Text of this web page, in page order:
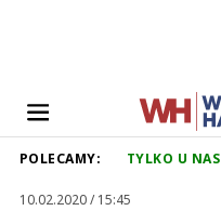
POLECAMY: TYLKO U NAS
10.02.2020 / 15:45